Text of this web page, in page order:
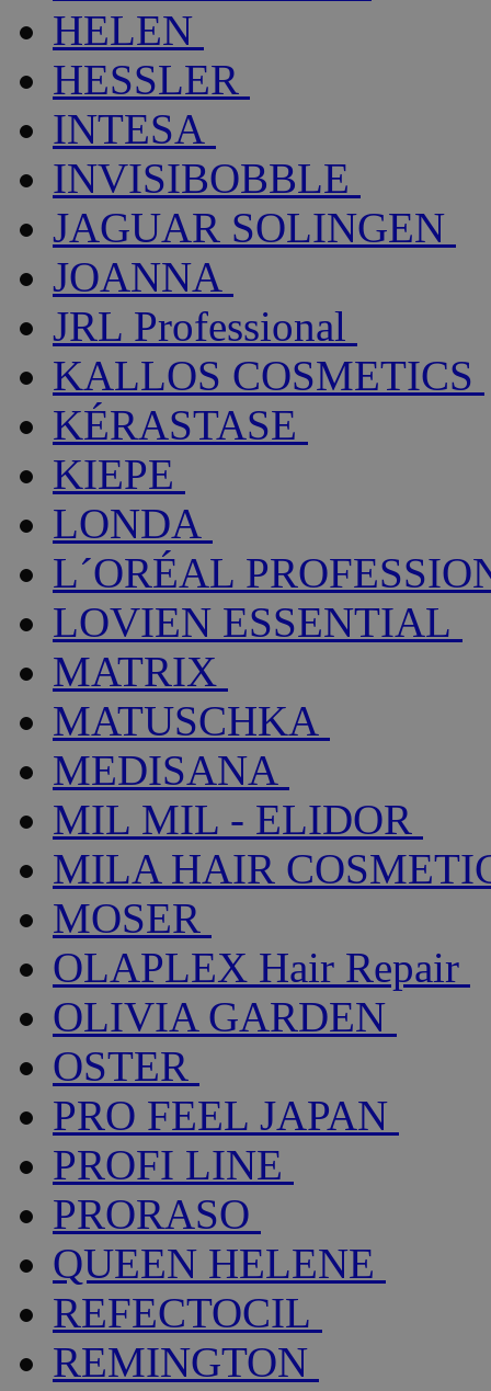
HELEN
HESSLER
INTESA
INVISIBOBBLE
JAGUAR SOLINGEN
JOANNA
JRL Professional
KALLOS COSMETICS
KÉRASTASE
KIEPE
LONDA
L´ORÉAL
LOVIEN ESSENTIAL
MATRIX
MATUSCHKA
MEDISANA
MIL MIL - ELIDOR
MILA HAIR
MOSER
OLAPLEX Hair Repair
OLIVIA GARDEN
OSTER
PRO FEEL JAPAN
PROFI LINE
PRORASO
QUEEN HELENE
REFECTOCIL
REMINGTON